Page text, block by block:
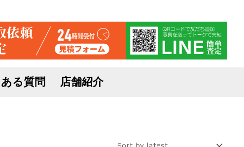
る質問 店舗紹介